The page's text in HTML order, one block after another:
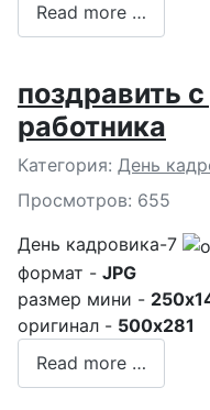
Read more …
поздравить
работника
Подробности
Категория: День
Просмотров: 655
День кадровика-7
формат - JPG
размер мини -
оригинал - 500x281
Read more …